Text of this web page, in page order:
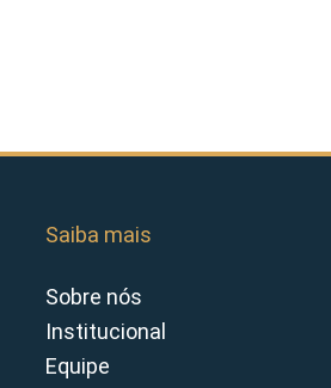
Saiba mais
Sobre nós
Institucional
Equipe